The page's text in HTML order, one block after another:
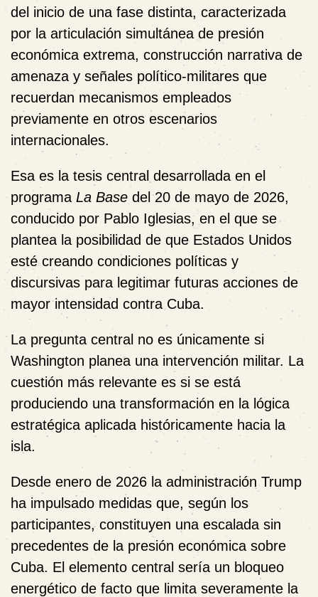
del inicio de una fase distinta, caracterizada
por la articulación simultánea de presión
económica extrema, construcción narrativa de
amenaza y señales político-militares que
recuerdan mecanismos empleados
previamente en otros escenarios
internacionales.
Esa es la tesis central desarrollada en el
programa La Base del 20 de mayo de 2026,
conducido por Pablo Iglesias, en el que se
plantea la posibilidad de que Estados Unidos
esté creando condiciones políticas y
discursivas para legitimar futuras acciones de
mayor intensidad contra Cuba.
La pregunta central no es únicamente si
Washington planea una intervención militar. La
cuestión más relevante es si se está
produciendo una transformación en la lógica
estratégica aplicada históricamente hacia la
isla.
Desde enero de 2026 la administración Trump
ha impulsado medidas que, según los
participantes, constituyen una escalada sin
precedentes de la presión económica sobre
Cuba. El elemento central sería un bloqueo
energético de facto que limita severamente la